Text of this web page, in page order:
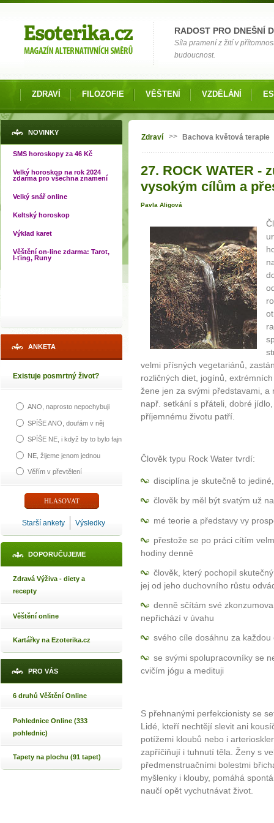
RADOST PRO DNEŠNÍ
Síla pramení z žití v
budoucnost.
ZDRAVÍ FILOZOFIE VĚŠTENÍ VZDĚLÁNÍ
NOVINKY
SMS horoskopy za 46 Kč
Velký horoskop na rok 2024
zdarma pro všechna znamení
Velký snář online
Keltský horoskop
Výklad karet
Věštění on-line zdarma: Tarot,
I-ťing, Runy
ANKETA
Existuje posmrtný život?
ANO, naprosto nepochybuji
SPÍŠE ANO, doufám v něj
SPÍŠE NE, i když by to bylo fajn
NE, žijeme jenom jednou
Věřím v převtělení
Starší ankety Výsledky
DOPORUČUJEME
Zdravá Výživa - diety a
recepty
Věštění online
Kartářky na Ezoterika.cz
PRO VÁS
6 druhů Věštění Online
Pohlednice Online (333
pohlednic)
Tapety na plochu (91 tapet)
Jste zde
Zdraví >> Bachova květová terapie
27. ROCK WATER -
vysokým cílům a
Pavla Aligová
velmi přísných vegetariánů,
rozličných diet, jogínů,
žene jen za svými představami,
např. setkání s přáteli, dobré
příjemnému životu patří.
Člověk typu Rock Water tvrdí:
disciplína je skutečně to
člověk by měl být svatým už
mé teorie a představy vy
přestože se po práci cítím
hodiny denně
člověk, který pochopil
jej od jeho duchovního růstu
denně sčítám své
nepřichází v úvahu
svého cíle dosáhnu za každou
se svými spolupracovníky se
cvičím jógu a medituji
S přehnanými perfekcionisty se
Lidé, kteří nechtějí slevit ani
potížemi kloubů nebo i
zapříčiňují i tuhnutí těla. Ženy s
předmenstruačními bolestmi
myšlenky i klouby, pomáhá
naučí opět vychutnávat život.